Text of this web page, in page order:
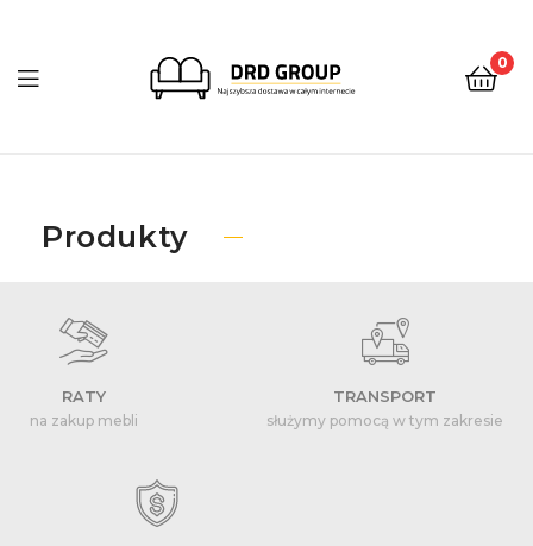
0
Produkty
RATY
na zakup mebli
TRANSPORT
służymy pomocą w tym zakresie